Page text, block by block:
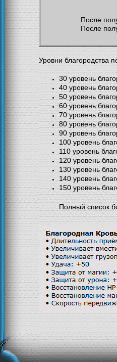
После
После
Уровни благородства
30 уровень
40 уровень
50 уровень
60 уровень
70 уровень
80 уровень
90 уровень
100 уровень
110 уровень
120 уровень
130 уровень
140 уровень
150 уровень
Полный список